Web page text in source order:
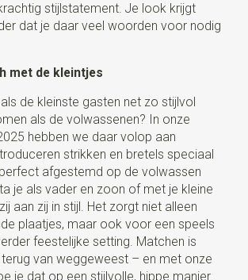
stijlstatement. Je look krijgt
dat je daar veel woorden voor nodig
met de kleintjes
de kleinste gasten net zo stijlvol
als de volwassenen? In onze
hebben we daar volop aan
strikken en bretels speciaal
afgestemd op de volwassen
je als vader en zoon of met je kleine
aan zij in stijl. Het zorgt niet alleen
plaatjes, maar ook voor een speels
feestelijke setting. Matchen is
van weggeweest – en met onze
je dat op een stijlvolle, hippe manier.